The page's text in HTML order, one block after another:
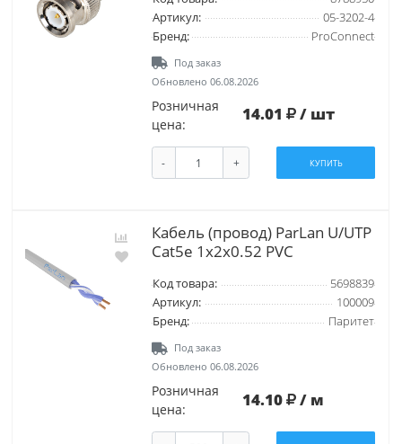
Артикул:
05-3202-4
Бренд:
ProConnect
Под заказ
Обновлено 06.08.2026
Розничная
цена:
14.01 / шт
- + КУПИТЬ
Кабель (провод) ParLan U/UTP
Cat5e 1х2х0.52 PVC
Код товара:
5698839
Артикул:
100009
Бренд:
Паритет
Под заказ
Обновлено 06.08.2026
Розничная
цена:
14.10 / м